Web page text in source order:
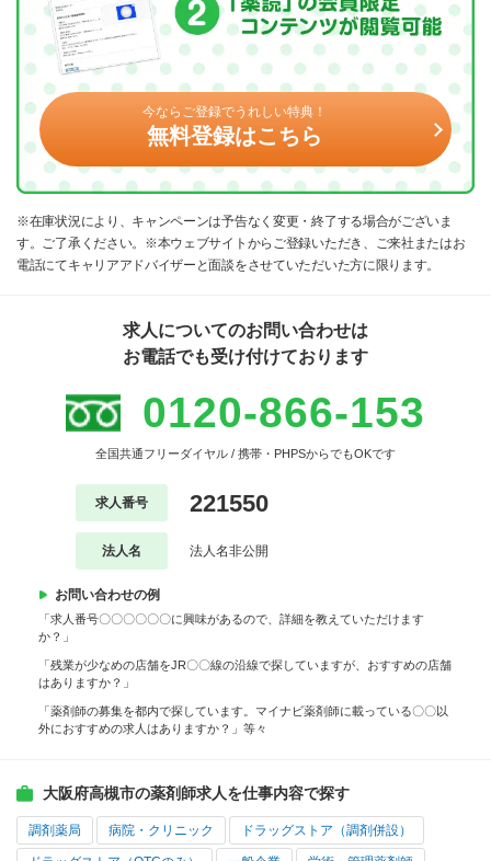
今ならご登録でうれしい特典！
無料登録はこちら
※在庫状況により、キャンペーンは予告なく変更・終了する場合がございま
す。ご了承ください。※本ウェブサイトからご登録いただき、ご来社またはお
電話にてキャリアアドバイザーと面談をさせていただいた方に限ります。
求人についてのお問い合わせは
お電話でも受け付けております
0120-866-153
全国共通フリーダイヤル / 携帯・PHPSからでもOKです
求人番号 221550
法人名 法人名非公開
お問い合わせの例
「求人番号〇〇〇〇〇〇に興味があるので、詳細を教えていただけます
か？」
「残業が少なめの店舗をJR〇〇線の沿線で探していますが、おすすめの店舗
はありますか？」
「薬剤師の募集を都内で探しています。マイナビ薬剤師に載っている〇〇以
外におすすめの求人はありますか？」等々
大阪府高槻市の薬剤師求人を仕事内容で探す
調剤薬局 病院・クリニック ドラッグストア（調剤併設）